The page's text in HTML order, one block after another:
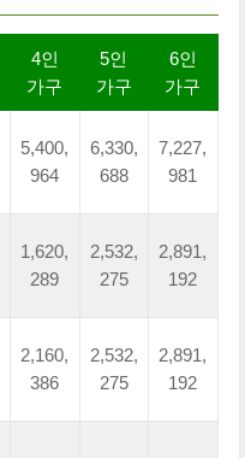
4인
가구
5인
가구
6인
가구
5,400,
964
6,330,
688
7,227,
981
1,620,
289
2,532,
275
2,891,
192
2,160,
386
2,532,
275
2,891,
192